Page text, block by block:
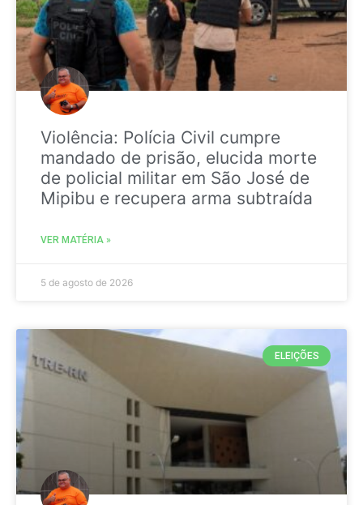
Violência: Polícia Civil cumpre
mandado de prisão, elucida morte
de policial militar em São José de
Mipibu e recupera arma subtraída
VER MATÉRIA »
5 de agosto de 2026
ELEIÇÕES